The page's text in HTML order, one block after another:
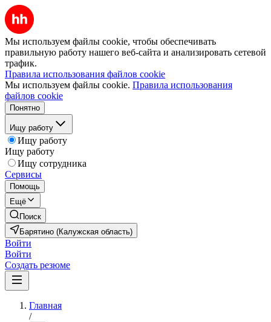
Мы используем файлы cookie, чтобы обеспечивать
правильную работу нашего веб-сайта и анализировать сетевой
трафик.
Правила использования файлов cookie
Мы используем файлы cookie. Правила использования
файлов cookie
Понятно
Ищу работу
Ищу работу
Ищу работу
Ищу сотрудника
Сервисы
Помощь
Ещё
Поиск
Барятино (Калужская область)
Войти
Войти
Создать резюме
Главная
/